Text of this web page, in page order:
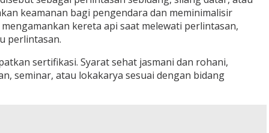
keamanan bagi pengendara dan meminimalisir
kereta api saat melewati perlintasan,
perlintasan.
sertifikasi. Syarat sehat jasmani dan rohani,
seminar, atau lokakarya sesuai dengan bidang